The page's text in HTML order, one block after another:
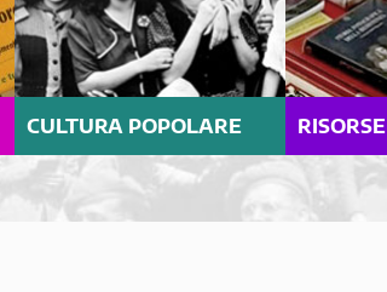
CULTURA POPOLARE RISORSE